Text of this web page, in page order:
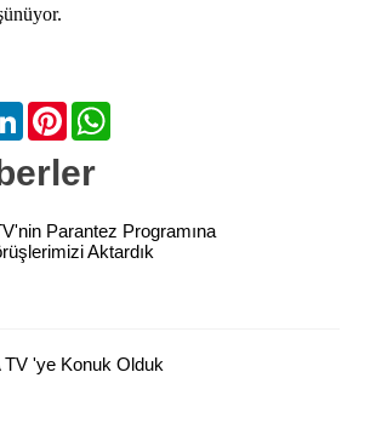
LinkedInPinterest
Parantez Programına
Aktardık
TV 'ye Konuk Olduk